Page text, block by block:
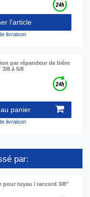
l’article
livraison
par répandeur de bière
3/8 à 5/8
panier
livraison
par:
pour tuyau / raccord 3/8"